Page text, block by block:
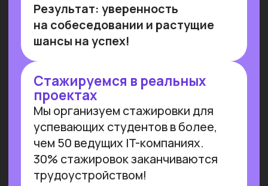
не подлежит полной автоматизации
(максимальный уровень — 85%). GenAI
выступает не угрозой, а инструментом
трансформации рынка труда — при
условии его ответственного
и управляемого внедрения. Для
устойчивой реализации преимуществ
от технологии необходимы инвестиции
в переобучение кадров и создание
этической нормативной базы. Такие
выводы содержатся в исследовании
сотрудников Университета
Иннополиса, Высшей школы
менеджмента СПбГУ, МГУ
им. Ломоносова и онлайн-
университета Зерокодер.